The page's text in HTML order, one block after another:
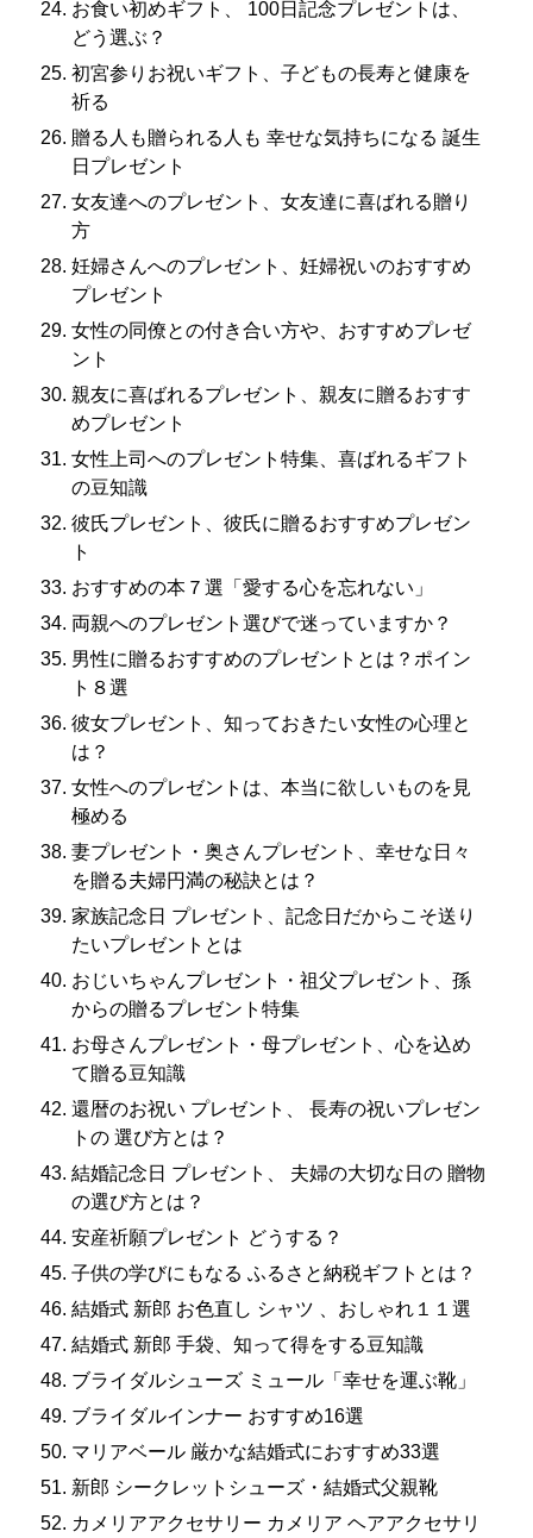
お食い初めギフト、 100日記念プレゼントは、
どう選ぶ？
初宮参りお祝いギフト、子どもの長寿と健康を
祈る
贈る人も贈られる人も 幸せな気持ちになる 誕生
日プレゼント
女友達へのプレゼント、女友達に喜ばれる贈り
方
妊婦さんへのプレゼント、妊婦祝いのおすすめ
プレゼント
女性の同僚との付き合い方や、おすすめプレゼ
ント
親友に喜ばれるプレゼント、親友に贈るおすす
めプレゼント
女性上司へのプレゼント特集、喜ばれるギフト
の豆知識
彼氏プレゼント、彼氏に贈るおすすめプレゼン
ト
おすすめの本７選「愛する心を忘れない」
両親へのプレゼント選びで迷っていますか？
男性に贈るおすすめのプレゼントとは？ポイン
ト８選
彼女プレゼント、知っておきたい女性の心理と
は？
女性へのプレゼントは、本当に欲しいものを見
極める
妻プレゼント・奥さんプレゼント、幸せな日々
を贈る夫婦円満の秘訣とは？
家族記念日 プレゼント、記念日だからこそ送り
たいプレゼントとは
おじいちゃんプレゼント・祖父プレゼント、孫
からの贈るプレゼント特集
お母さんプレゼント・母プレゼント、心を込め
て贈る豆知識
還暦のお祝い プレゼント、 長寿の祝いプレゼン
トの 選び方とは？
結婚記念日 プレゼント、 夫婦の大切な日の 贈物
の選び方とは？
安産祈願プレゼント どうする？
子供の学びにもなる ふるさと納税ギフトとは？
結婚式 新郎 お色直し シャツ 、おしゃれ１１選
結婚式 新郎 手袋、知って得をする豆知識
ブライダルシューズ ミュール「幸せを運ぶ靴」
ブライダルインナー おすすめ16選
マリアベール 厳かな結婚式におすすめ33選
新郎 シークレットシューズ・結婚式父親靴
カメリアアクセサリー カメリア ヘアアクセサリ